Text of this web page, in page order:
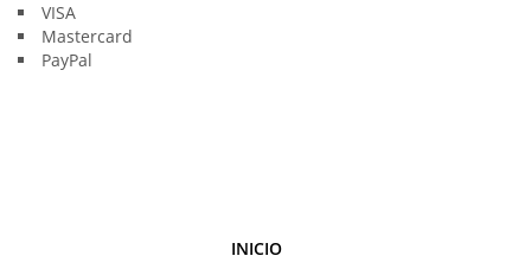
VISA
Mastercard
PayPal
INICIO